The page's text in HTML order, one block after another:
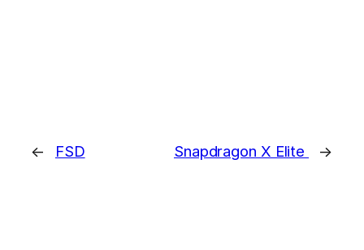
← FSD Snapdragon X Elite →